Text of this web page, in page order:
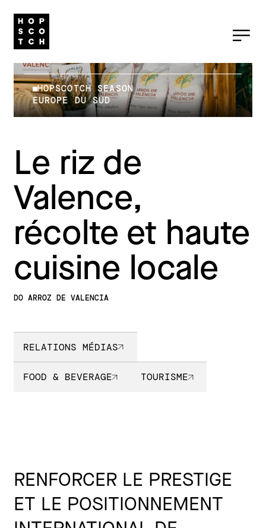
HOPSCOTCH SEASON
EUROPE DU SUD
Le riz de
Valence,
récolte et haute
cuisine locale
DO ARROZ DE VALENCIA
RELATIONS MÉDIAS
FOOD & BEVERAGE TOURISME
RENFORCER LE PRESTIGE
ET LE POSITIONNEMENT